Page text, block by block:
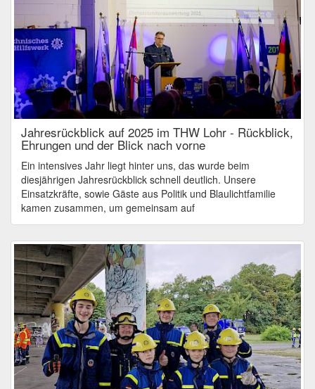
Jahresrückblick auf 2025 im THW Lohr - Rückblick,
Ehrungen und der Blick nach vorne
Ein intensives Jahr liegt hinter uns, das wurde beim
diesjährigen Jahresrückblick schnell deutlich. Unsere
Einsatzkräfte, sowie Gäste aus Politik und Blaulichtfamilie
kamen zusammen, um gemeinsam auf